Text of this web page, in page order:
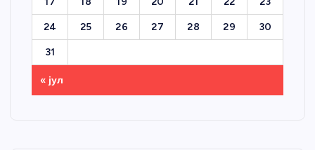
24 25 26 27 28 29 30
31
« јул